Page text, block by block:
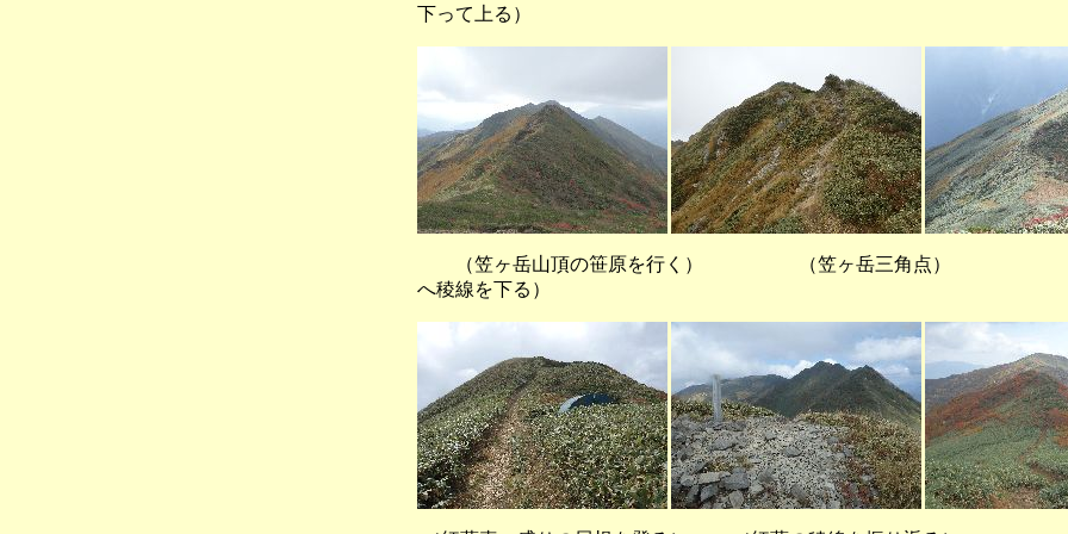
下って上る）
（笠ヶ岳山頂の笹原を行く） （笠ヶ岳三角点）
へ稜線を下る）